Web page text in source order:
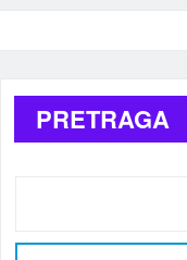
PRETRAGA